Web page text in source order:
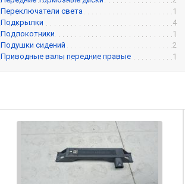
Переключатели света
1
Подкрылки
4
Подлокотники
1
Подушки сидений
2
Приводные валы передние правые
1